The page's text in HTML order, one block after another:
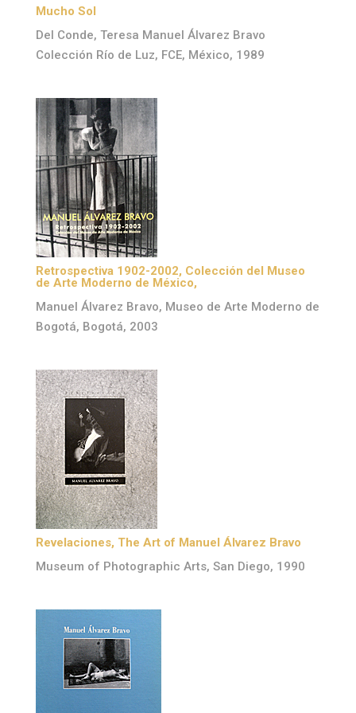
Mucho Sol
Del Conde, Teresa Manuel Álvarez Bravo
Colección Río de Luz, FCE, México, 1989
Retrospectiva 1902-2002, Colección del Museo
de Arte Moderno de México,
Manuel Álvarez Bravo, Museo de Arte Moderno de
Bogotá, Bogotá, 2003
Revelaciones, The Art of Manuel Álvarez Bravo
Museum of Photographic Arts, San Diego, 1990